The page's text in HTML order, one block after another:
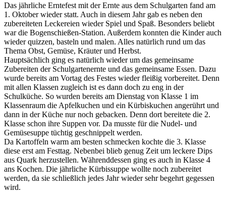
Das jährliche Erntefest mit der Ernte aus dem Schulgarten fand am
1. Oktober wieder statt. Auch in diesem Jahr gab es neben den
zubereiteten Leckereien wieder Spiel und Spaß. Besonders beliebt
war die Bogenschießen-Station. Außerdem konnten die Kinder auch
wieder quizzen, basteln und malen. Alles natürlich rund um das
Thema Obst, Gemüse, Kräuter und Herbst.
Hauptsächlich ging es natürlich wieder um das gemeinsame
Zubereiten der Schulgartenernte und das gemeinsame Essen. Dazu
wurde bereits am Vortag des Festes wieder fleißig vorbereitet. Denn
mit allen Klassen zugleich ist es dann doch zu eng in der
Schulküche. So wurden bereits am Dienstag von Klasse 1 im
Klassenraum die Apfelkuchen und ein Kürbiskuchen angerührt und
dann in der Küche nur noch gebacken. Denn dort bereitete die 2.
Klasse schon ihre Suppen vor. Da musste für die Nudel- und
Gemüsesuppe tüchtig geschnippelt werden.
Da Kartoffeln warm am besten schmecken kochte die 3. Klasse
diese erst am Festtag. Nebenbei blieb genug Zeit um leckere Dips
aus Quark herzustellen. Währenddessen ging es auch in Klasse 4
ans Kochen. Die jährliche Kürbissuppe wollte noch zubereitet
werden, da sie schließlich jedes Jahr wieder sehr begehrt gegessen
wird.